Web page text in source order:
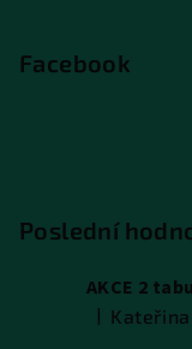
Facebook
Poslední
AKCE 2
Hodnocení